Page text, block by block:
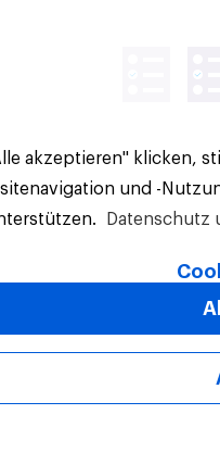
Rechte vorbehalten.
akzeptieren" klicken,
und -
Datenschutz